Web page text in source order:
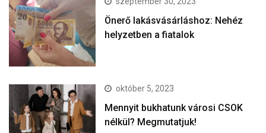
Önerő lakásvásárláshoz: Nehéz
helyzetben a fiatalok
október 5, 2023
Mennyit bukhatunk városi CSOK
nélkül? Megmutatjuk!